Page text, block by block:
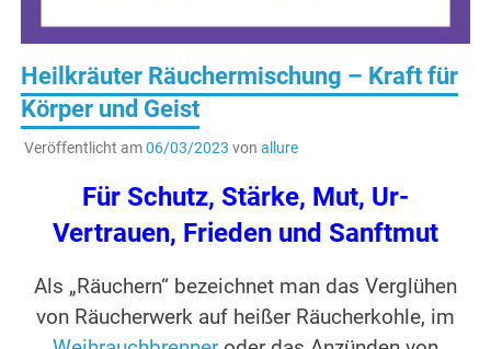
Heilkräuter Räuchermischung – Kraft für
Körper und Geist
Veröffentlicht am06/03/2023 von allure
Für Schutz, Stärke, Mut, Ur-
Vertrauen, Frieden und Sanftmut
Als „Räuchern“ bezeichnet man das Verglühen
von Räucherwerk auf heißer Räucherkohle, im